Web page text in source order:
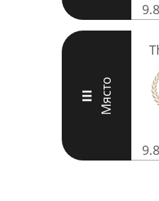
9.8
III Място
9.8